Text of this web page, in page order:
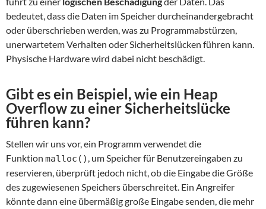
bedeutet, dass die Daten im Speicher durcheinandergebracht
oder überschrieben werden, was zu Programmabstürzen,
unerwartetem Verhalten oder Sicherheitslücken führen kann.
Physische Hardware wird dabei nicht beschädigt.
Gibt es ein Beispiel, wie ein Heap
Overflow zu einer Sicherheitslücke
führen kann?
Stellen wir uns vor, ein Programm verwendet die
Funktion malloc() , um Speicher für Benutzereingaben zu
reservieren, überprüft jedoch nicht, ob die Eingabe die Größe
des zugewiesenen Speichers überschreitet. Ein Angreifer
könnte dann eine übermäßig große Eingabe senden, die mehr